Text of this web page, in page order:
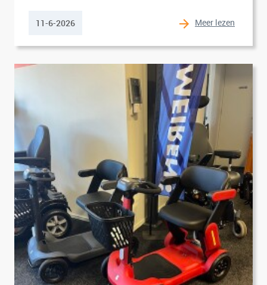
11-6-2026 Meer lezen